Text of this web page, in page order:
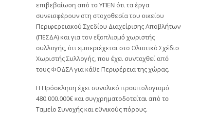
επιβεβαίωση από το ΥΠΕΝ ότι τα έργα
συνεισφέρουν στη στοχοθεσία του οικείου
Περιφερειακού Σχεδίου Διαχείρισης Αποβλήτων
(ΠΕΣΔΑ) και για τον εξοπλισμό χωριστής
συλλογής, ότι εμπεριέχεται στο Ολιστικό Σχέδιο
Χωριστής Συλλογής, που έχει συνταχθεί από
τους ΦΟΔΣΑ για κάθε Περιφέρεια της χώρας.
Η Πρόσκληση έχει συνολικό προϋπολογισμό
480.000.000€ και συγχρηματοδοτείται από το
Ταμείο Συνοχής και εθνικούς πόρους.